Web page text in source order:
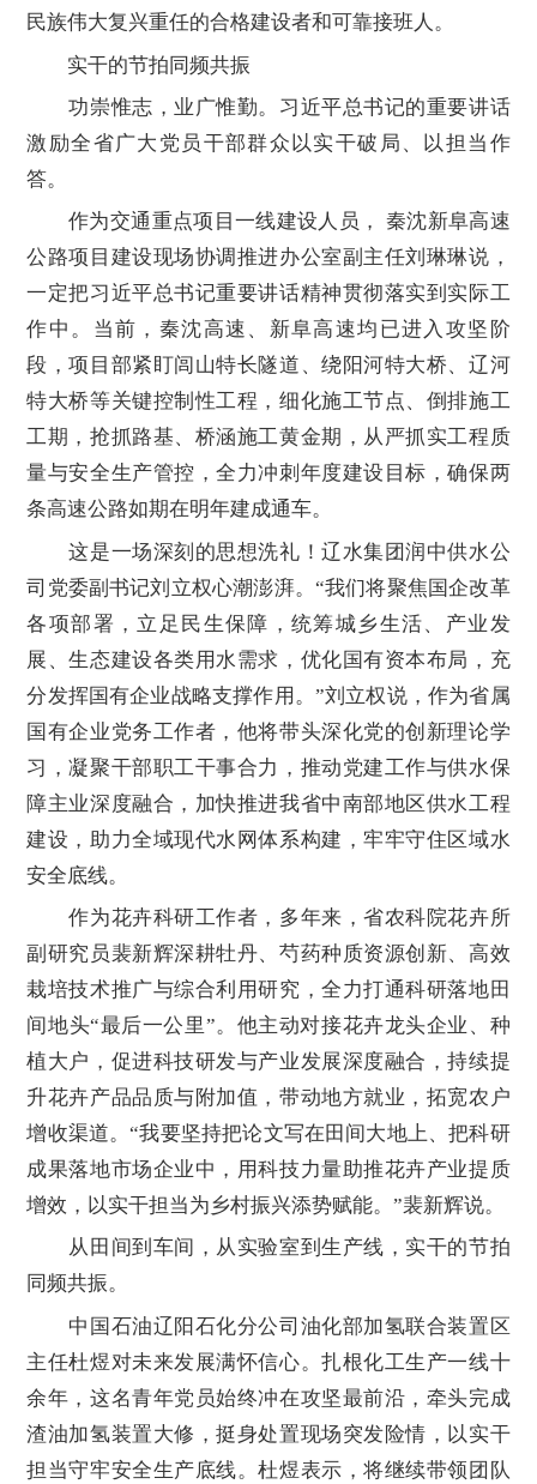
民族伟大复兴重任的合格建设者和可靠接班人。
实干的节拍同频共振
功崇惟志，业广惟勤。习近平总书记的重要讲话
激励全省广大党员干部群众以实干破局、以担当作
答。
作为交通重点项目一线建设人员， 秦沈新阜高速
公路项目建设现场协调推进办公室副主任刘琳琳说，
一定把习近平总书记重要讲话精神贯彻落实到实际工
作中。当前，秦沈高速、新阜高速均已进入攻坚阶
段，项目部紧盯闾山特长隧道、绕阳河特大桥、辽河
特大桥等关键控制性工程，细化施工节点、倒排施工
工期，抢抓路基、桥涵施工黄金期，从严抓实工程质
量与安全生产管控，全力冲刺年度建设目标，确保两
条高速公路如期在明年建成通车。
这是一场深刻的思想洗礼！辽水集团润中供水公
司党委副书记刘立权心潮澎湃。“我们将聚焦国企改革
各项部署，立足民生保障，统筹城乡生活、产业发
展、生态建设各类用水需求，优化国有资本布局，充
分发挥国有企业战略支撑作用。”刘立权说，作为省属
国有企业党务工作者，他将带头深化党的创新理论学
习，凝聚干部职工干事合力，推动党建工作与供水保
障主业深度融合，加快推进我省中南部地区供水工程
建设，助力全域现代水网体系构建，牢牢守住区域水
安全底线。
作为花卉科研工作者，多年来，省农科院花卉所
副研究员裴新辉深耕牡丹、芍药种质资源创新、高效
栽培技术推广与综合利用研究，全力打通科研落地田
间地头“最后一公里”。他主动对接花卉龙头企业、种
植大户，促进科技研发与产业发展深度融合，持续提
升花卉产品品质与附加值，带动地方就业，拓宽农户
增收渠道。“我要坚持把论文写在田间大地上、把科研
成果落地市场企业中，用科技力量助推花卉产业提质
增效，以实干担当为乡村振兴添势赋能。”裴新辉说。
从田间到车间，从实验室到生产线，实干的节拍
同频共振。
中国石油辽阳石化分公司油化部加氢联合装置区
主任杜煜对未来发展满怀信心。扎根化工生产一线十
余年，这名青年党员始终冲在攻坚最前沿，牵头完成
渣油加氢装置大修，挺身处置现场突发险情，以实干
担当守牢安全生产底线。杜煜表示，将继续带领团队